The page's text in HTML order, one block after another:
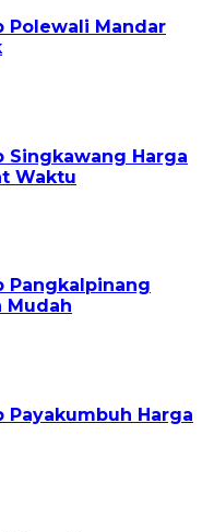
Polewali Mandar
Singkawang Harga
Waktu
Pangkalpinang
Mudah
Payakumbuh Harga